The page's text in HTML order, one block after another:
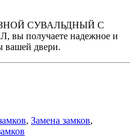
СУВАЛЬДНЫЙ С
получаете надежное и
вашей двери.
, Замена замков,